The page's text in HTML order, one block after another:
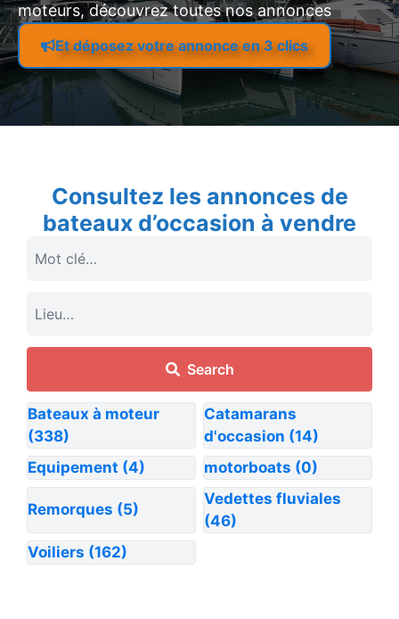
moteurs, découvrez toutes nos annonces
Et déposez votre annonce en 3 clics
Consultez les annonces de
bateaux d’occasion à vendre
Search
Bateaux à moteur
(338)
Catamarans
d'occasion (14)
Equipement (4) motorboats (0)
Remorques (5)
Vedettes fluviales
(46)
Voiliers (162)